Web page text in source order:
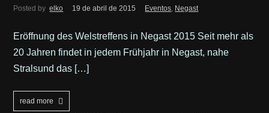
Posted by elko 19 de abril de 2015 Eventos, Negast
Eröffnung des Welstreffens in Negast 2015 Seit mehr als
20 Jahren findet in jedem Frühjahr in Negast, nahe
Stralsund das […]
read more